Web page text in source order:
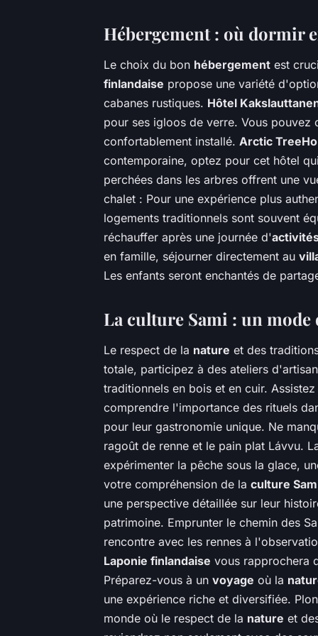
Hébergement : où dormir
Le choix du bon hébergement est
finlandaise propose une variété
cabanes rustiques. Hôtel
pour ses igloos de verre. Vous pouvez
confortablement installé. Arctic
contemporaine, optez pour cet hôtel
perchées dans les arbres offrent une
chalet : Pour une expérience plus
logements traditionnels sont souvent
réchauffer après une journée d'
en famille, séjourner directement au
Les enfants seront enchantés de
La culture Sami : un mode
Le respect de la nature et des
totale, participez à des ateliers
traditionnels en bois et en cuir.
comprendre l'importance des rituels
pour leur gastronomie unique. Ne
ragoût de renne et le pain plat Lávvu.
expérimenter la pêche sous la glace,
votre compréhension de la culture
une perspective détaillée sur leur
patrimoine. Emprunter le chemin des
rencontre avec les rennes à
Laponie finlandaise vous rapprochera
Préparez-vous à un voyage où la
une expérience riche et diversifiée.
monde où le respect de la nature et